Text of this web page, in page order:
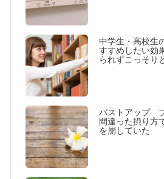
中学生・高校生
すすめしたい効
られずこっそり
バストアップ
間違った摂り方
を崩していた